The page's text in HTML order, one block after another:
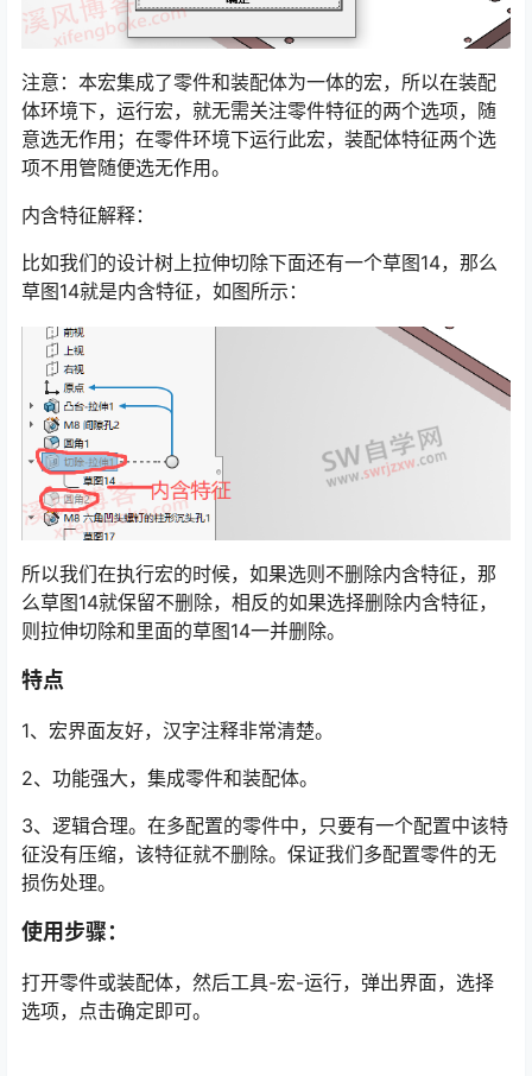
注意：本宏集成了零件和装配体为一体的宏，所以在装配
体环境下，运行宏，就无需关注零件特征的两个选项，随
意选无作用；在零件环境下运行此宏，装配体特征两个选
项不用管随便选无作用。
内含特征解释：
比如我们的设计树上拉伸切除下面还有一个草图14，那么
草图14就是内含特征，如图所示：
所以我们在执行宏的时候，如果选则不删除内含特征，那
么草图14就保留不删除，相反的如果选择删除内含特征，
则拉伸切除和里面的草图14一并删除。
特点
1、宏界面友好，汉字注释非常清楚。
2、功能强大，集成零件和装配体。
3、逻辑合理。在多配置的零件中，只要有一个配置中该特
征没有压缩，该特征就不删除。保证我们多配置零件的无
损伤处理。
使用步骤：
打开零件或装配体，然后工具-宏-运行，弹出界面，选择
选项，点击确定即可。